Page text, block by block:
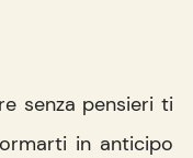
senza pensieri ti
in anticipo